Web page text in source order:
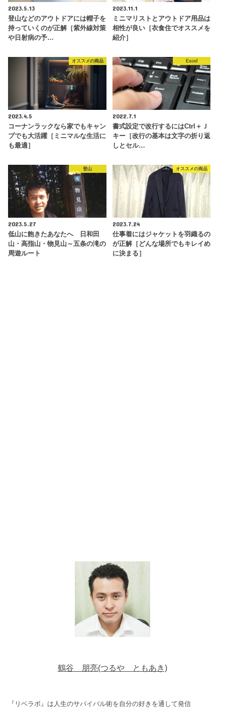
2023.5.13
登山などのアウトドアには帽子を
持っていくのが正解［紫外線対策
や日射病の予…
2023.11.1
ミニマリストとアウトドア用品は
相性が良い［衣食住でオススメを
紹介］
オススメの商品
2023.4.5
コーナンラックなら家でもキャン
プでも大活躍［ミニマルな生活に
も最適］
Excel
2022.7.1
書式設定で改行するにはCtrl＋Ｊ
キー［改行の基本は文字の折り返
しとセル…
登山
2023.5.27
低山に飽きたあなたへ 日和田
山・高指山・物見山～五条の滝の
周遊ルート
オススメの商品
2023.7.24
仕事着にはジャケットを羽織るの
が正解［どんな場所でもキレイめ
に決まる］
鶴谷 朋亮(つるや ともあき)
『リベラボ』は人生のサバイバル術を自分の好きを通して発信